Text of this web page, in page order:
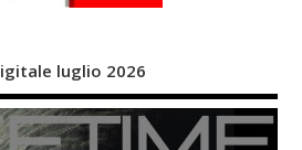
luglio 2026